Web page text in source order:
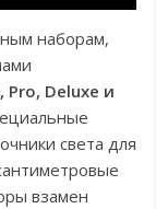
наборам,
Pro, Deluxe и
света для
взамен